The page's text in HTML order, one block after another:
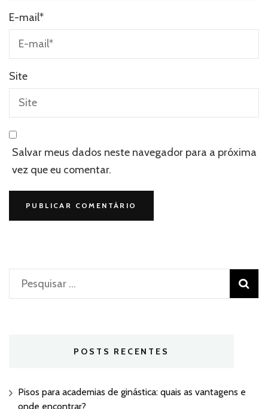
E-mail*
Site
Salvar meus dados neste navegador para a próxima
vez que eu comentar.
Pesquisar
por:
POSTS RECENTES
Pisos para academias de ginástica: quais as vantagens e
onde encontrar?